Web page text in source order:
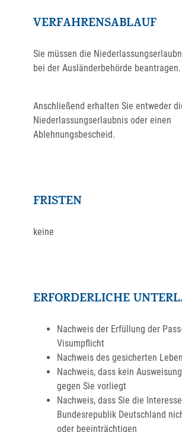
VERFAHRENSABLAUF
Sie müssen die
bei der Ausländerbehörde beantragen.
Anschließend erhalten Sie entweder
Niederlassungserlaubnis oder einen
Ablehnungsbescheid.
FRISTEN
keine
ERFORDERLICHE
Nachweis der Erfüllung der
Visumpflicht
Nachweis des gesicherten
Nachweis, dass kein
gegen Sie vorliegt
Nachweis, dass Sie die
Bundesrepublik Deutschland
oder beeinträchtigen